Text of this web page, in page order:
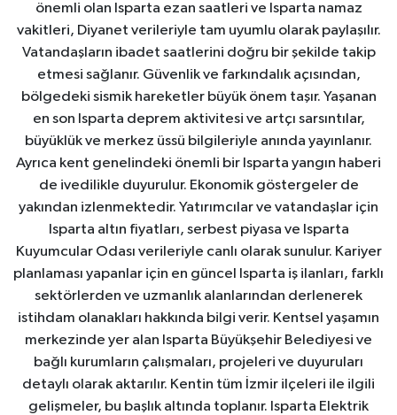
önemli olan Isparta ezan saatleri ve Isparta namaz
vakitleri, Diyanet verileriyle tam uyumlu olarak paylaşılır.
Vatandaşların ibadet saatlerini doğru bir şekilde takip
etmesi sağlanır. Güvenlik ve farkındalık açısından,
bölgedeki sismik hareketler büyük önem taşır. Yaşanan
en son Isparta deprem aktivitesi ve artçı sarsıntılar,
büyüklük ve merkez üssü bilgileriyle anında yayınlanır.
Ayrıca kent genelindeki önemli bir Isparta yangın haberi
de ivedilikle duyurulur. Ekonomik göstergeler de
yakından izlenmektedir. Yatırımcılar ve vatandaşlar için
Isparta altın fiyatları, serbest piyasa ve Isparta
Kuyumcular Odası verileriyle canlı olarak sunulur. Kariyer
planlaması yapanlar için en güncel Isparta iş ilanları, farklı
sektörlerden ve uzmanlık alanlarından derlenerek
istihdam olanakları hakkında bilgi verir. Kentsel yaşamın
merkezinde yer alan Isparta Büyükşehir Belediyesi ve
bağlı kurumların çalışmaları, projeleri ve duyuruları
detaylı olarak aktarılır. Kentin tüm İzmir ilçeleri ile ilgili
gelişmeler, bu başlık altında toplanır. Isparta Elektrik